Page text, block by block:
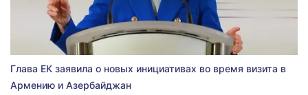
Глава ЕК заявила о новых инициативах во время визита в
Армению и Азербайджан